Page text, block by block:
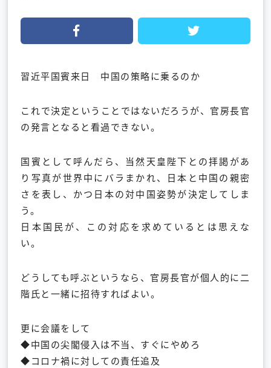
習近平国賓来日 中国の策略に乗るのか
これで決定ということではないだろうが、官房長官
の発言となると看過できない。
国賓として呼んだら、当然天皇陛下との拝謁があ
り写真が世界中にバラまかれ、日本と中国の親密
さを表し、かつ日本の対中国姿勢が決定してしま
う。
日本国民が、この対応を求めているとは思えな
い。
どうしても呼ぶというなら、官房長官が個人的に二
階氏と一緒に招待すればよい。
更に会議をして
◆中国の尖閣侵入は不当、すぐにやめろ
◆コロナ禍に対しての責任追及